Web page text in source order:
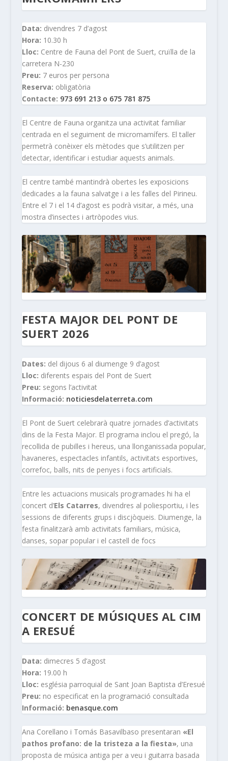
Data: divendres 7 d’agost
Hora: 10.30 h
Lloc: Centre de Fauna del Pont de Suert, cruïlla de la
carretera N-230
Preu: 7 euros per persona
Reserva: obligatòria
Contacte: 973 691 213 o 675 781 875
El Centre de Fauna organitza una activitat familiar
centrada en el seguiment de micromamífers. El taller
permetrà conèixer els mètodes que s’utilitzen per
detectar, identificar i estudiar aquests animals.
El centre també mantindrà obertes les exposicions
dedicades a la fauna salvatge i a les falles del Pirineu.
Entre el 7 i el 14 d’agost es podrà visitar, a més, una
mostra d’insectes i artròpodes vius.
FESTA MAJOR DEL PONT DE
SUERT 2026
Dates: del dijous 6 al diumenge 9 d’agost
Lloc: diferents espais del Pont de Suert
Preu: segons l’activitat
Informació: noticiesdelaterreta.com
El Pont de Suert celebrarà quatre jornades d’activitats
dins de la Festa Major. El programa inclou el pregó, la
recollida de pubilles i hereus, una llonganissada popular,
havaneres, espectacles infantils, activitats esportives,
correfoc, balls, nits de penyes i focs artificials.
Entre les actuacions musicals programades hi ha el
concert d’Els Catarres, divendres al poliesportiu, i les
sessions de diferents grups i discjòqueis. Diumenge, la
festa finalitzarà amb activitats familiars, música,
danses, sopar popular i el castell de focs
CONCERT DE MÚSIQUES AL CIM
A ERESUÉ
Data: dimecres 5 d’agost
Hora: 19.00 h
Lloc: església parroquial de Sant Joan Baptista d’Eresué
Preu: no especificat en la programació consultada
Informació: benasque.com
Ana Corellano i Tomás Basavilbaso presentaran «El
pathos profano: de la tristeza a la fiesta», una
proposta de música antiga per a veu i guitarra basada